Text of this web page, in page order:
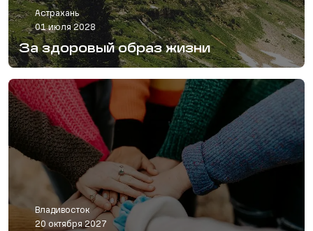
Астрахань
01 июля 2028
За здоровый образ жизни
Владивосток
20 октября 2027